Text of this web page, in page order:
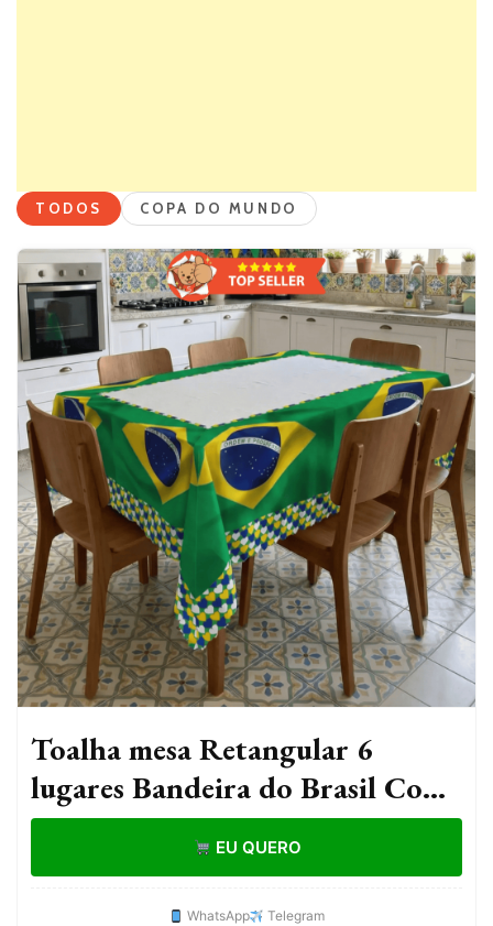
TODOS COPA DO MUNDO
Toalha mesa Retangular 6
lugares Bandeira do Brasil Copa
2.20x1.50 Decoração, Cozinha,
Mesa Posta
EU QUERO
WhatsApp Telegram